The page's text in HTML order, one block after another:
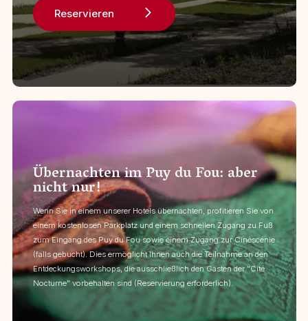
Reservieren
Übernachten im Puy du Fou: aber
nicht nur!
Wenn Sie in einem unserer Hotels übernachten, profitieren Sie von
einem kostenlosen Parkplatz und einem schnellen Zugang zu Fuß
zum Eingang des Puy du Fou sowie einem Zugang zur Cinéscénie
(falls gebucht). Dies ermöglicht Ihnen auch die Teilnahme an den
Entdeckungsworkshops, die ausschließlich den Gästen der "Cité
Nocturne" vorbehalten sind (Reservierung erforderlich).